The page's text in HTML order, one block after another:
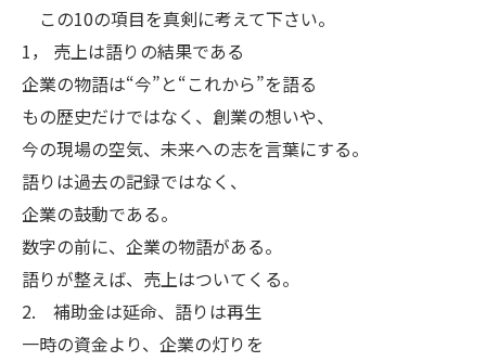
この10の項目を真剣に考えて下さい。
1， 売上は語りの結果である
企業の物語は“今”と“これから”を語る
もの歴史だけではなく、創業の想いや、
今の現場の空気、未来への志を言葉にする。
語りは過去の記録ではなく、
企業の鼓動である。
数字の前に、企業の物語がある。
語りが整えば、売上はついてくる。
2. 補助金は延命、語りは再生
一時の資金より、企業の灯りを